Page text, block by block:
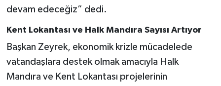
devam edeceğiz” dedi.
Kent Lokantası ve Halk Mandıra Sayısı Artıyor
Başkan Zeyrek, ekonomik krizle mücadelede
vatandaşlara destek olmak amacıyla Halk
Mandıra ve Kent Lokantası projelerinin